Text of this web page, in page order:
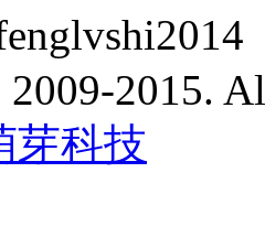
2015.
芽科技